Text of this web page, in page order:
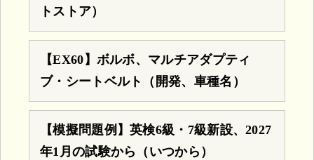
トストア）
【EX60】ボルボ、マルチアダプティ
ブ・シートベルト（開発、車種名）
【模擬問題例】英検6級・7級新設、2027
年1月の試験から（いつから）